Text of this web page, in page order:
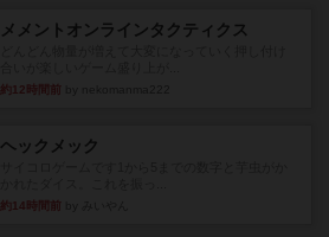
メメントオンラインタクティクス
約12時間前
ヘックメック
約14時間前